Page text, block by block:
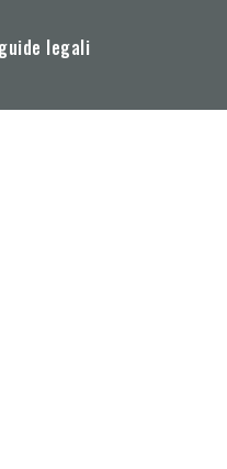
legali